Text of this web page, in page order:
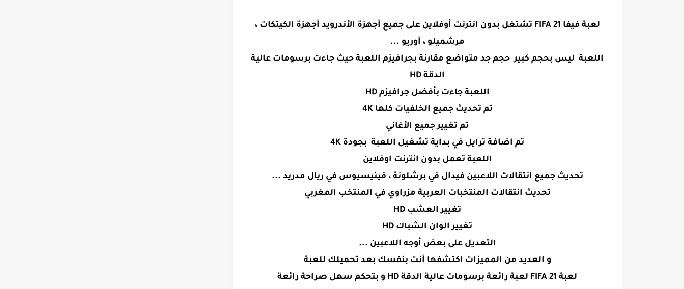
لعبة فيفا FIFA 21 تشتغل بدون انترنت أوفلاين على جميع أجهزة الأندرويد أجهزة الكيتكات ،
مرشميلو ، أوريو ...
اللعبة ليس بحجم كبير حجم جد متواضع مقارنة بجرافيزم اللعبة حيث جاءت برسومات عالية
الدقة HD
اللعبة جاءت بأفضل جرافيزم HD
تم تحديث جميع الخلفيات كلها 4K
تم تغيير جميع الأغاني
تم اضافة ترايل في بداية تشغيل اللعبة بجودة 4K
اللعبة تعمل بدون انترنت اوفلاين
تحديث جميع انتقالات اللاعبين فيدال في برشلونة ، فينيسيوس في ريال مدريد ...
تحديث انتقالات المنتخبات العربية مزراوي في المنتخب المغربي
تغيير العشب HD
تغيير الوان الشباك HD
التعديل على بعض أوجه اللاعبين ...
و العديد من المميزات اكتشفها أنت بنفسك بعد تحميلك للعبة
لعبة FIFA 21 لعبة رائعة برسومات عالية الدقة HD و بتحكم سهل صراحة رائعة